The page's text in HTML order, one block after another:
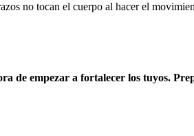
no tocan el cuerpo al hacer el
de empezar a fortalecer los tuyos.